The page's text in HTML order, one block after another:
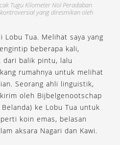
Tugu Kilometer Nol Peradaban
yang diresmikan oleh
Lobu Tua. Melihat saya yang
beberapa kali,
dari balik pintu, lalu
rumahnya untuk melihat
Seorang ahli linguistik,
oleh Bijbelgenootschap
ke Lobu Tua untuk
koin emas, belasan
aksara Nagari dan Kawi.